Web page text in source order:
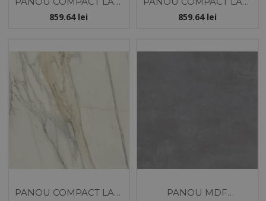
- 12X2100X2440 -
859.64lei
- 12X2100X2440 - GRI
859.64lei
PANOU COMPACT LAM
PANOU MDF